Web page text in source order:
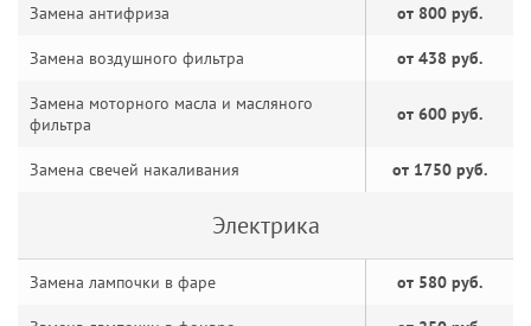
Замена антифриза от 800 руб.
Замена воздушного фильтра от 438 руб.
Замена моторного масла и масляного
фильтра
от 600 руб.
Замена свечей накаливания от 1750 руб.
Электрика
Замена лампочки в фаре от 580 руб.